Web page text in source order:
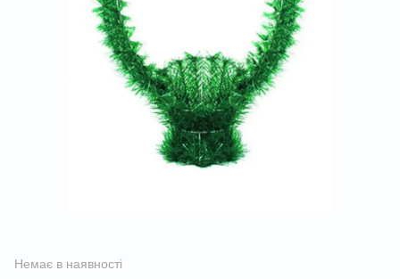
Немає в наявності